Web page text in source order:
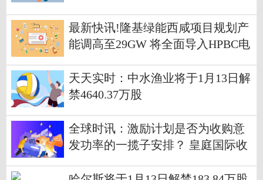
最新快讯!隆基绿能西咸项目规划产
能调高至29GW 将全面导入HPBC电
天天实时：中水渔业将于1月13日解
禁4640.37万股
全球时讯：激励计划是否为收购意
发功率的一揽子安排？ 皇庭国际收